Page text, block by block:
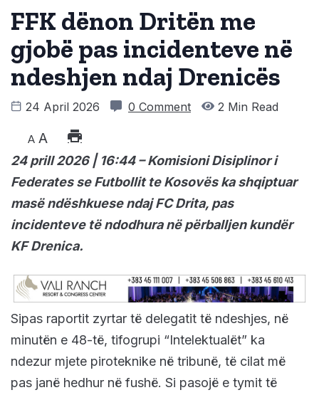
FFK dënon Dritën me
gjobë pas incidenteve në
ndeshjen ndaj Drenicës
24 April 2026 0 Comment 2 Min Read
A A
24 prill 2026 | 16:44 – Komisioni Disiplinor i
Federates se Futbollit te Kosovës ka shqiptuar
masë ndëshkuese ndaj FC Drita, pas
incidenteve të ndodhura në përballjen kundër
KF Drenica.
Sipas raportit zyrtar të delegatit të ndeshjes, në
minutën e 48-të, tifogrupi “Intelektualët” ka
ndezur mjete piroteknike në tribunë, të cilat më
pas janë hedhur në fushë. Si pasojë e tymit të